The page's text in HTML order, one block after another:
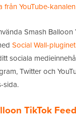
från YouTube-
Smash Balloon
Social Wall-pluginet
sociala
Twitter och
sida.
TikTok